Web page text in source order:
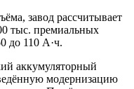
завод рассчитывает
тыс. премиальных
до 110 А·ч.
аккумуляторный
модернизацию